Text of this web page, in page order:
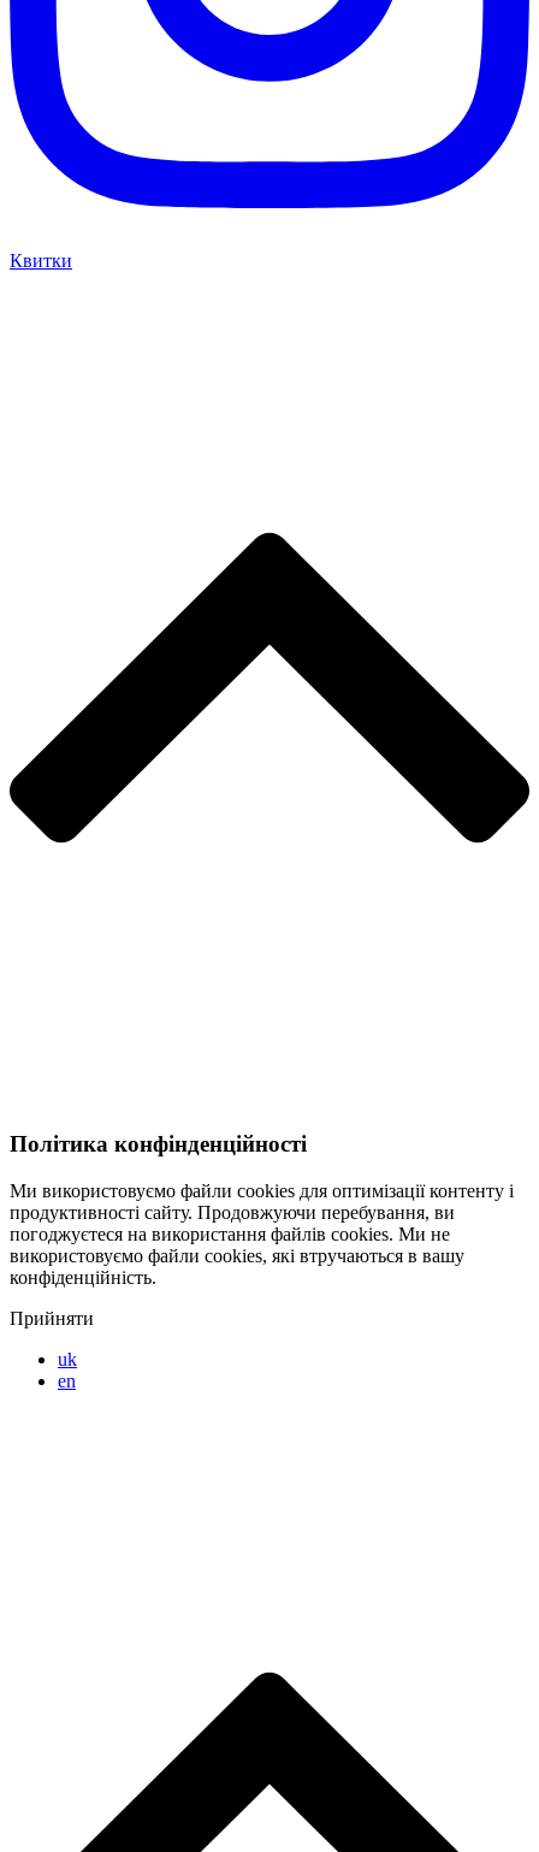
Квитки
Політика конфінденційності
Ми використовуємо файли cookies для оптимізації контенту і
продуктивності сайту. Продовжуючи перебування, ви
погоджуєтеся на використання файлів cookies. Ми не
використовуємо файли cookies, які втручаються в вашу
конфіденційність.
Прийняти
uk
en